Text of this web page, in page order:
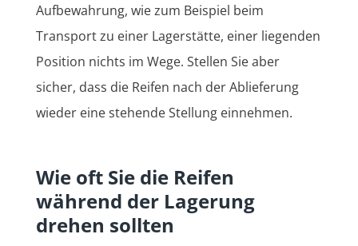
Aufbewahrung, wie zum Beispiel beim
Transport zu einer Lagerstätte, einer liegenden
Position nichts im Wege. Stellen Sie aber
sicher, dass die Reifen nach der Ablieferung
wieder eine stehende Stellung einnehmen.
Wie oft Sie die Reifen
während der Lagerung
drehen sollten